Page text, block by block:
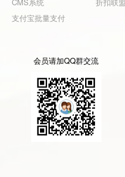
支付宝批量支付
会员请加QQ群交流